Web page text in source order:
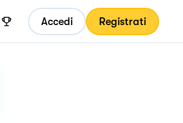
Accedi Registrati